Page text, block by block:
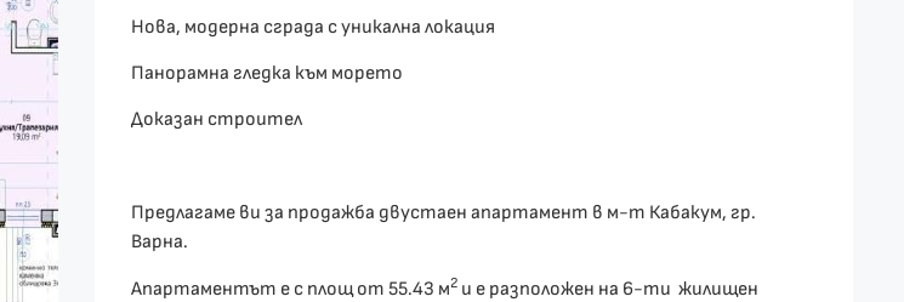
Нова, модерна сграда с уникална локация
Панорамна гледка към морето
Доказан строител
Предлагаме ви за продажба двустаен апартамент в м-т Кабакум, гр.
Варна.
Апартаментът е с площ от 55.43 м2и е разположен на 6-ти жилищен